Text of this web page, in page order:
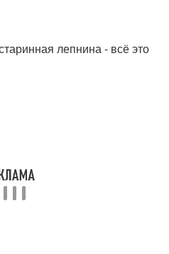
лепнина - всё это